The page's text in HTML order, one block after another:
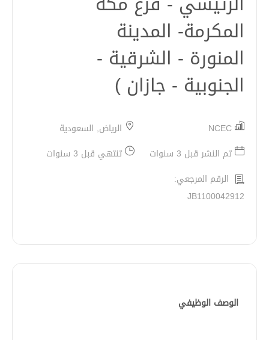
المكرمة- المدينة
المنورة - الشرقية -
الجنوبية - جازان )
NCEC
الرياض, السعودية
تم النشر قبل 3 سنوات
تنتهي قبل 3 سنوات
الرقم المرجعي:
JB1100042912
الوصف الوظيفي